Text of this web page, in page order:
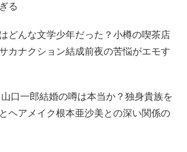
る
どんな文学少年だった？小樽の喫茶店
カナクション結成前夜の苦悩がエモす
口一郎結婚の噂は本当か？独身貴族を
ヘアメイク根本亜沙美との深い関係の